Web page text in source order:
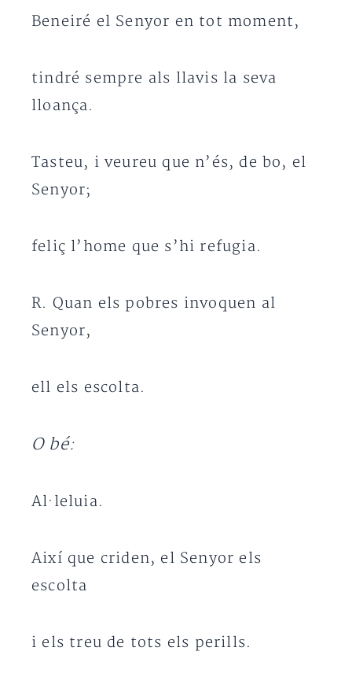
Beneiré el Senyor en tot moment,
tindré sempre als llavis la seva
lloança.
Tasteu, i veureu que n’és, de bo, el
Senyor;
feliç l’home que s’hi refugia.
R. Quan els pobres invoquen al
Senyor,
ell els escolta.
O bé:
Al·leluia.
Així que criden, el Senyor els
escolta
i els treu de tots els perills.